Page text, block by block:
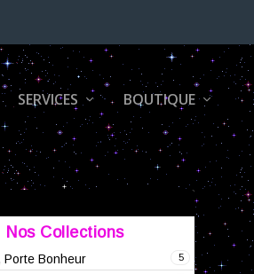
SERVICES BOUTIQUE
Nos Collections
5
Porte Bonheur